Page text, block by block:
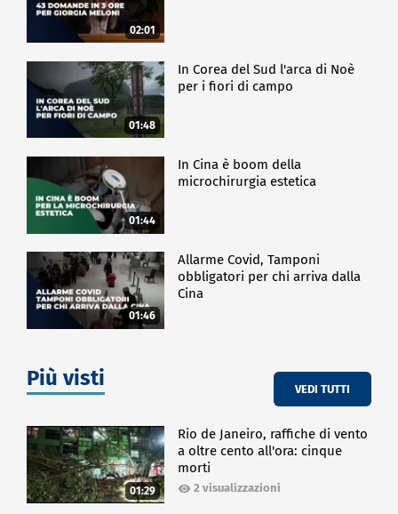
02:01
01:48
In Corea del Sud l'arca di Noè
per i fiori di campo
01:44
In Cina è boom della
microchirurgia estetica
01:46
Allarme Covid, Tamponi
obbligatori per chi arriva dalla
Cina
Più visti VEDI TUTTI
01:29
Rio de Janeiro, raffiche di vento
a oltre cento all'ora: cinque
morti
2 visualizzazioni